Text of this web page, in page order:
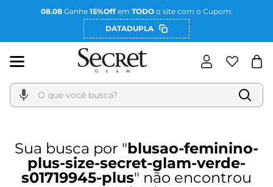
08.08Ganhe 15%Offem TODOo site com o Cupom:
DATADUPLA
O que você busca?
blusao-feminino-
plus-size-secret-glam-verde-
s01719945-plus